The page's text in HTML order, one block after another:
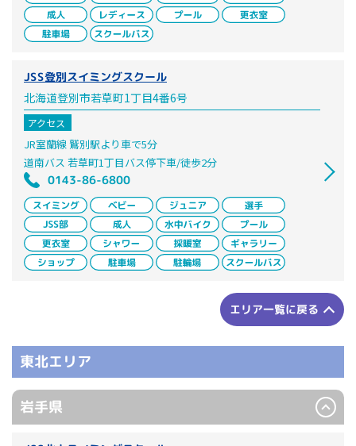
JSS登別スイミングスクール
北海道登別市若草町1丁目4番6号
アクセス
JR室蘭線 鷲別駅より車で5分
道南バス 若草町1丁目バス停下車/徒歩2分
0143-86-6800
エリア一覧に戻る
東北エリア
岩手県